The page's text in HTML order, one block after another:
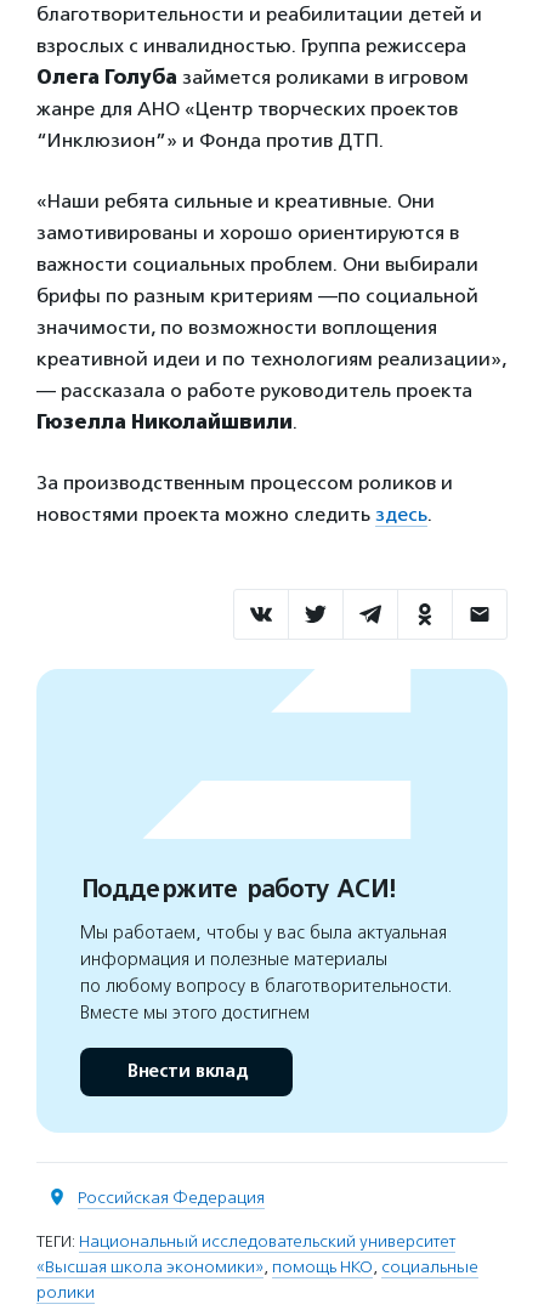
благотворительности и реабилитации детей и
взрослых с инвалидностью. Группа режиссера
Олега Голуба займется роликами в игровом
жанре для АНО «Центр творческих проектов
“Инклюзион”» и Фонда против ДТП.
«Наши ребята сильные и креативные. Они
замотивированы и хорошо ориентируются в
важности социальных проблем. Они выбирали
брифы по разным критериям —по социальной
значимости, по возможности воплощения
креативной идеи и по технологиям реализации»,
— рассказала о работе руководитель проекта
Гюзелла Николайшвили.
За производственным процессом роликов и
новостями проекта можно следить здесь.
Поддержите работу АСИ!
Мы работаем, чтобы у вас была актуальная
информация и полезные материалы
по любому вопросу в благотворительности.
Вместе мы этого достигнем
Внести вклад
Российская Федерация
ТЕГИ: Национальный исследовательский университет
«Высшая школа экономики», помощь НКО, социальные
ролики